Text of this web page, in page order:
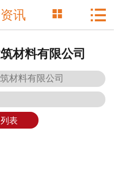
网站首页
新闻资讯
技术支持
讯  
材料有限公司
材料有限公司
表